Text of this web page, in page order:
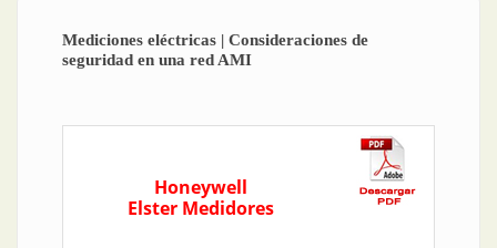
Mediciones eléctricas | Consideraciones de
seguridad en una red AMI
Honeywell
Elster Medidores